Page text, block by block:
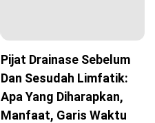
Pijat Drainase Sebelum
Dan Sesudah Limfatik:
Apa Yang Diharapkan,
Manfaat, Garis Waktu